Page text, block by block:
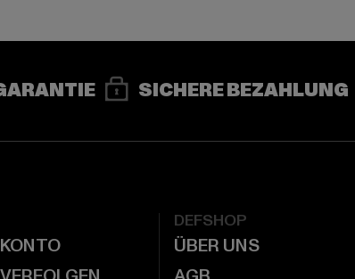
SICHERE BEZAHLUNG
DEFSHOP
ÜBER UNS